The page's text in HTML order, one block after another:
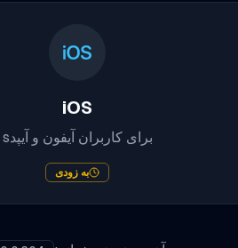
iOS
برای کاربران آیفون و آیپدs
به زودی